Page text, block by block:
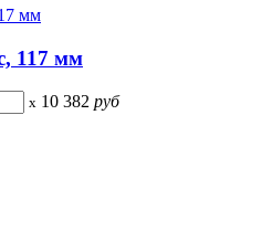
117 мм
x 10 382 руб